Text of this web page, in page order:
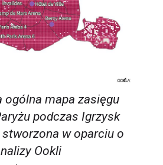
ogólna mapa zasięgu
podczas Igrzysk
w oparciu o
Ookli